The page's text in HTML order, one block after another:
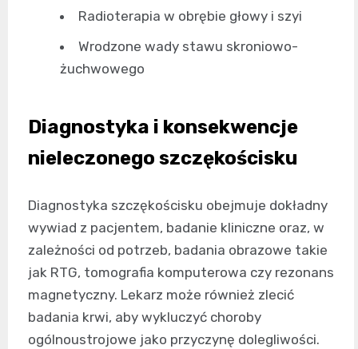
Radioterapia w obrębie głowy i szyi
Wrodzone wady stawu skroniowo-
żuchwowego
Diagnostyka i konsekwencje
nieleczonego szczękościsku
Diagnostyka szczękościsku obejmuje dokładny
wywiad z pacjentem, badanie kliniczne oraz, w
zależności od potrzeb, badania obrazowe takie
jak RTG, tomografia komputerowa czy rezonans
magnetyczny. Lekarz może również zlecić
badania krwi, aby wykluczyć choroby
ogólnoustrojowe jako przyczynę dolegliwości.